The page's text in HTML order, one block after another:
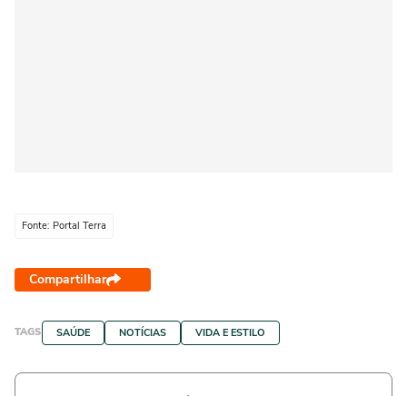
Fonte: Portal Terra
Compartilhar
TAGS SAÚDE NOTÍCIAS VIDA E ESTILO